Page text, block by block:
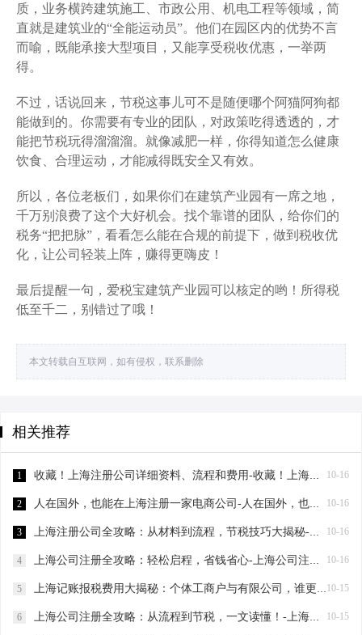
质，业务横跨建筑施工、市政公用、机电工程等领域，简
直就是建筑业的“全能运动员”。他们在园区内的优势不言
而喻，既能承接大型项目，又能享受税收优惠，一举两
得。
不过，话说回来，节税这事儿可不是随便哪个阿猫阿狗都
能做到的。你需要有专业的团队，对政策吃得透透的，才
能把节税玩得溜溜溜。就像减肥一样，你得知道怎么健康
饮食、合理运动，才能减得既安全又有效。
所以，各位老板们，如果你们在建筑产业园有一席之地，
千万别浪费了这个大好机会。找个靠谱的团队，给你们的
税务“把把脉”，看看怎么能在合规的前提下，做到税收优
化，让公司轻装上阵，赚得更嗨皮！
最后提醒一句，爱税宝建筑产业园可以核定的哟！所得税
低至千二，别错过了哦！
本文转载自互联网，如有侵权，联系删除
相关推荐
10-16
1 收藏！上海注册公司详细资料、流程和费用-收藏！上海注册公司详细资料、流程和费用
10-16
2 人在国外，也能在上海注册一家电商公司-人在国外，也能在上海注册一家电商公司
10-16
3 上海注册公司全攻略：从材料到流程，节税技巧大揭秘-上海注册公司需要的材料及流程
10-16
4 上海公司注册全攻略：轻松启程，省钱省心-上海公司注册需要哪些材料
10-15
5 上海记账报税费用大揭秘：个体工商户与有限公司，谁更省钱？-上海记账报税需要多少费用？
10-15
6 上海公司注册全攻略：从流程到节税，一文读懂！-上海公司注册有哪些流程？